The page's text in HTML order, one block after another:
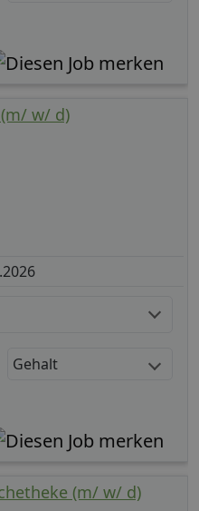
w/ d)
Gehalt
(m/ w/ d)